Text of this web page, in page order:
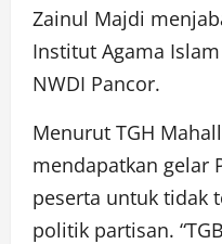
Zainul Majdi
Institut Agama
NWDI Pancor.
Menurut TGH
mendapatkan gelar
peserta untuk tidak
politik partisan.